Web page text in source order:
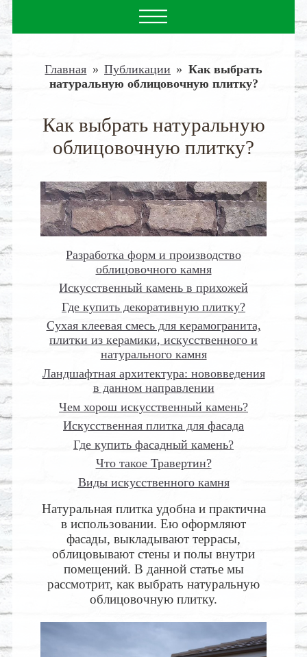
Главная » Публикации » Как выбрать
натуральную облицовочную плитку?
Как выбрать натуральную
облицовочную плитку?
Разработка форм и производство
облицовочного камня
Искусственный камень в прихожей
Где купить декоративную плитку?
Сухая клеевая смесь для керамогранита,
плитки из керамики, искусственного и
натурального камня
Ландшафтная архитектура: нововведения
в данном направлении
Чем хорош искусственный камень?
Искусственная плитка для фасада
Где купить фасадный камень?
Что такое Травертин?
Виды искусственного камня
Натуральная плитка удобна и практична
в использовании. Ею оформляют
фасады, выкладывают террасы,
облицовывают стены и полы внутри
помещений. В данной статье мы
рассмотрит, как выбрать натуральную
облицовочную плитку.